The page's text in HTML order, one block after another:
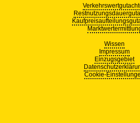
Wissen
Impressum
Einzugsgebiet
Cookie-